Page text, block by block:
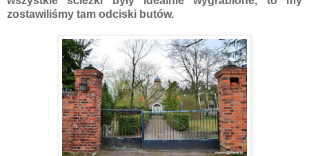
zostawiliśmy tam odciski butów.